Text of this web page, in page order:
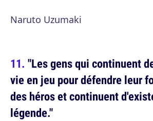
Naruto Uzumaki
"Les gens qui continuent
vie en jeu pour défendre leur
des héros et continuent
légende."